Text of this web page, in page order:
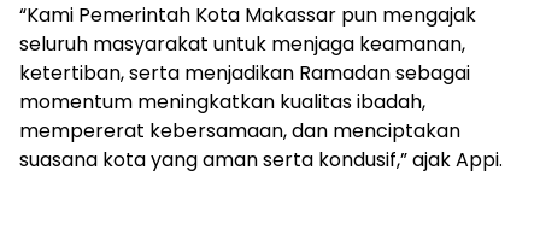
“Kami Pemerintah Kota Makassar pun mengajak
seluruh masyarakat untuk menjaga keamanan,
ketertiban, serta menjadikan Ramadan sebagai
momentum meningkatkan kualitas ibadah,
mempererat kebersamaan, dan menciptakan
suasana kota yang aman serta kondusif,” ajak Appi.